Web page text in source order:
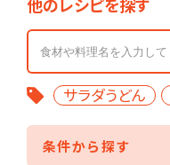
サラダうどん
豚バラ
条件から探す